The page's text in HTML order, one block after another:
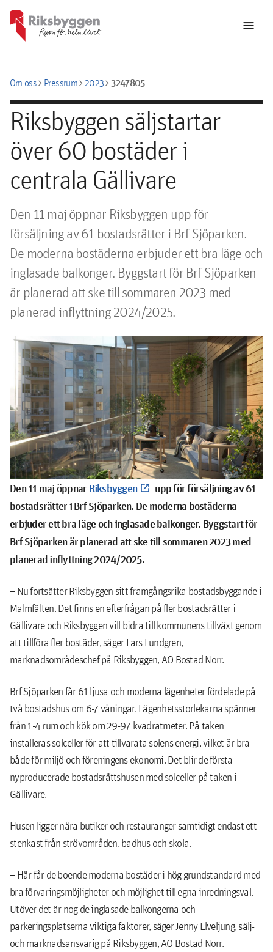
menu
Om osschevron_rightPressrumchevron_right2023chevron_right3247805
Riksbyggen säljstartar
över 60 bostäder i
centrala Gällivare
Den 11 maj öppnar Riksbyggen upp för
försäljning av 61 bostadsrätter i Brf Sjöparken.
De moderna bostäderna erbjuder ett bra läge och
inglasade balkonger. Byggstart för Brf Sjöparken
är planerad att ske till sommaren 2023 med
planerad inflyttning 2024/2025.
Den 11 maj öppnar Riksbyggen
upp för försäljning av 61
bostadsrätter i Brf Sjöparken. De moderna bostäderna
erbjuder ett bra läge och inglasade balkonger. Byggstart för
Brf Sjöparken är planerad att ske till sommaren 2023 med
planerad inflyttning 2024/2025.
– Nu fortsätter Riksbyggen sitt framgångsrika bostadsbyggande i
Malmfälten. Det finns en efterfrågan på fler bostadsrätter i
Gällivare och Riksbyggen vill bidra till kommunens tillväxt genom
att tillföra fler bostäder, säger Lars Lundgren,
marknadsområdeschef på Riksbyggen, AO Bostad Norr.
Brf Sjöparken får 61 ljusa och moderna lägenheter fördelade på
två bostadshus om 6-7 våningar. Lägenhetsstorlekarna spänner
från 1-4 rum och kök om 29-97 kvadratmeter. På taken
installeras solceller för att tillvarata solens energi, vilket är bra
både för miljö och föreningens ekonomi. Det blir de första
nyproducerade bostadsrättshusen med solceller på taken i
Gällivare.
Husen ligger nära butiker och restauranger samtidigt endast ett
stenkast från strövområden, badhus och skola.
– Här får de boende moderna bostäder i hög grundstandard med
bra förvaringsmöjligheter och möjlighet till egna inredningsval.
Utöver det är nog de inglasade balkongerna och
parkeringsplatserna viktiga faktorer, säger Jenny Elveljung, sälj-
och marknadsansvarig på Riksbyggen, AO Bostad Norr.